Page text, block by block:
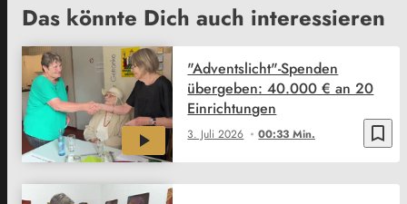
Das könnte Dich auch interessieren
bookmark_border
3. Juli 2026 00:33 Min.
"Adventslicht"-Spenden
übergeben: 40.000 € an 20
Einrichtungen